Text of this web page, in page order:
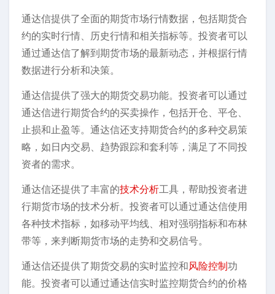
通达信提供了全面的期货市场行情数据，包括期货合
约的实时行情、历史行情和相关指标等。投资者可以
通过通达信了解到期货市场的最新动态，并根据行情
数据进行分析和决策。
通达信提供了强大的期货交易功能。投资者可以通过
通达信进行期货合约的买卖操作，包括开仓、平仓、
止损和止盈等。通达信还支持期货合约的多种交易策
略，如日内交易、趋势跟踪和套利等，满足了不同投
资者的需求。
通达信还提供了丰富的技术分析工具，帮助投资者进
行期货市场的技术分析。投资者可以通过通达信使用
各种技术指标，如移动平均线、相对强弱指标和布林
带等，来判断期货市场的走势和交易信号。
通达信还提供了期货交易的实时监控和风险控制功
能。投资者可以通过通达信实时监控期货合约的价格